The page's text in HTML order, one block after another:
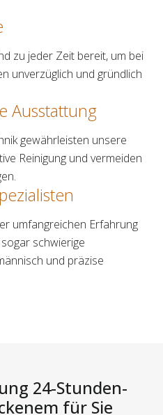
zu jeder Zeit bereit, um bei
unverzüglich und gründlich
Ausstattung
gewährleisten unsere
Reinigung und vermeiden
umfangreichen Erfahrung
schwierige
und präzise
24-Stunden-
für Sie